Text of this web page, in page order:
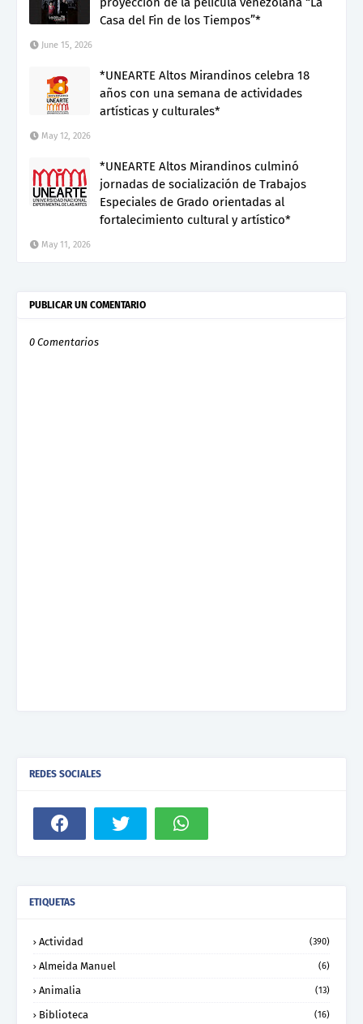
Casa del Fin de los Tiempos”*
June 15, 2026
*UNEARTE Altos Mirandinos celebra 18
años con una semana de actividades
artísticas y culturales*
May 12, 2026
*UNEARTE Altos Mirandinos culminó
jornadas de socialización de Trabajos
Especiales de Grado orientadas al
fortalecimiento cultural y artístico*
May 11, 2026
PUBLICAR UN COMENTARIO
0 Comentarios
REDES SOCIALES
ETIQUETAS
Actividad (390)
Almeida Manuel (6)
Animalia (13)
Biblioteca (16)